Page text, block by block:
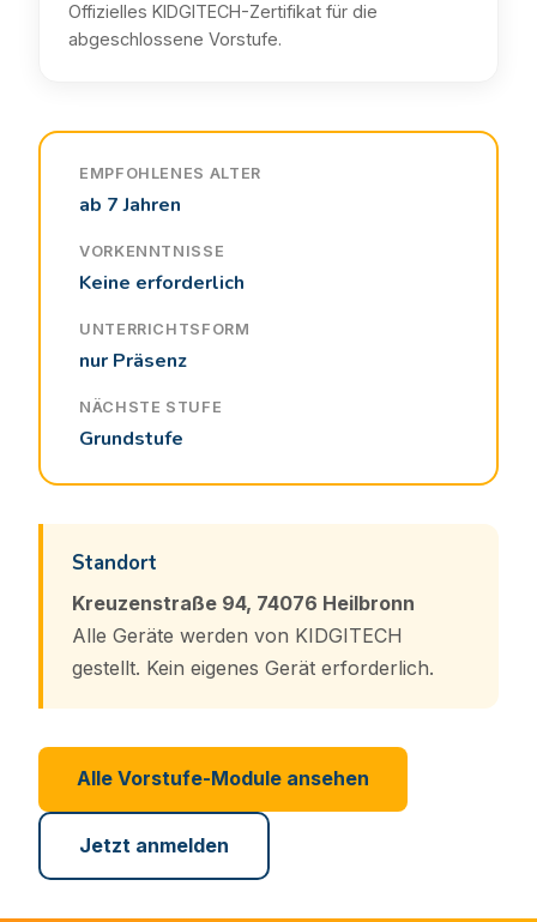
Offizielles KIDGITECH-Zertifikat für die
abgeschlossene Vorstufe.
EMPFOHLENES ALTER
ab 7 Jahren
VORKENNTNISSE
Keine erforderlich
UNTERRICHTSFORM
nur Präsenz
NÄCHSTE STUFE
Grundstufe
Standort
Kreuzenstraße 94, 74076 Heilbronn
Alle Geräte werden von KIDGITECH
gestellt. Kein eigenes Gerät erforderlich.
Alle Vorstufe-Module ansehen
Jetzt anmelden